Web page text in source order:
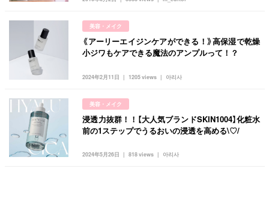
美容・メイク
2024年2月11日 아리사
1205 views
《アーリーエイジンケアができる！》高保湿で乾燥
小ジワもケアできる魔法のアンプルって！？
美容・メイク
2024年5月26日 아리사
818 views
浸透力抜群！！【大人気ブランドSKIN1004】化粧水
前の1ステップでうるおいの浸透を高める\♡/